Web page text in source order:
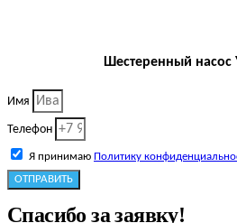
Шестеренный насос
Имя
Телефон
Я принимаю Политику
ОТПРАВИТЬ
Спасибо за заявку!